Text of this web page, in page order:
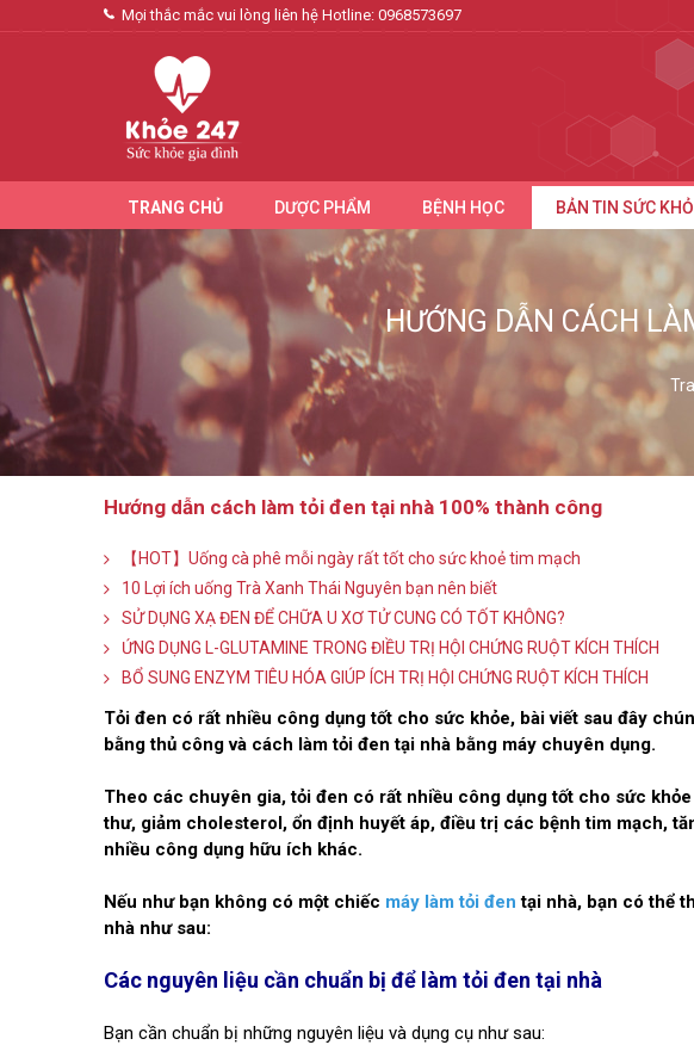
Mọi thắc mắc vui lòng liên hệ Hotline: 0968573697
TRANG CHỦ DƯỢC PHẨM BỆNH HỌC BẢN TIN SỨC
HƯỚNG DẪN CÁCH
Hướng dẫn cách làm tỏi đen tại nhà 100% thành công
【HOT】Uống cà phê mỗi ngày rất tốt cho sức khoẻ tim mạch
10 Lợi ích uống Trà Xanh Thái Nguyên bạn nên biết
SỬ DỤNG XẠ ĐEN ĐỂ CHỮA U XƠ TỬ CUNG CÓ TỐT KHÔNG?
ỨNG DỤNG L-GLUTAMINE TRONG ĐIỀU TRỊ HỘI CHỨNG RUỘT KÍCH THÍCH
BỔ SUNG ENZYM TIÊU HÓA GIÚP ÍCH TRỊ HỘI CHỨNG RUỘT KÍCH THÍCH
Tỏi đen có rất nhiều công dụng tốt cho sức khỏe, bài viết sau đây
bằng thủ công và cách làm tỏi đen tại nhà bằng máy chuyên dụng.
Theo các chuyên gia, tỏi đen có rất nhiều công dụng tốt cho sức
thư, giảm cholesterol, ổn định huyết áp, điều trị các bệnh tim mạch,
nhiều công dụng hữu ích khác.
Nếu như bạn không có một chiếc máy làm tỏi đen tại nhà, bạn có thể
nhà như sau:
Các nguyên liệu cần chuẩn bị để làm tỏi đen tại nhà
Bạn cần chuẩn bị những nguyên liệu và dụng cụ như sau: